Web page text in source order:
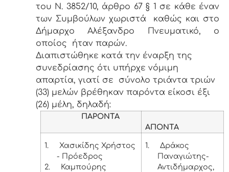
του Ν. 3852/10, άρθρο 67 § 1 σε κάθε έναν
των Συμβούλων χωριστά καθώς και στο
Δήμαρχο Αλέξανδρο Πνευματικό, ο
οποίος ήταν παρών.
Διαπιστώθηκε κατά την έναρξη της
συνεδρίασης ότι υπήρχε νόμιμη
απαρτία, γιατί σε σύνολο τριάντα τριών
(33) μελών βρέθηκαν παρόντα είκοσι έξι
(26) μέλη, δηλαδή:
ΠΑΡΟΝΤΑ
ΑΠΟΝΤΑ
1.
Χασικίδης Χρήστος
- Πρόεδρος
2.
Καμπούρης
1.
Δράκος
Παναγιώτης-
Αντιδήμαρχος,